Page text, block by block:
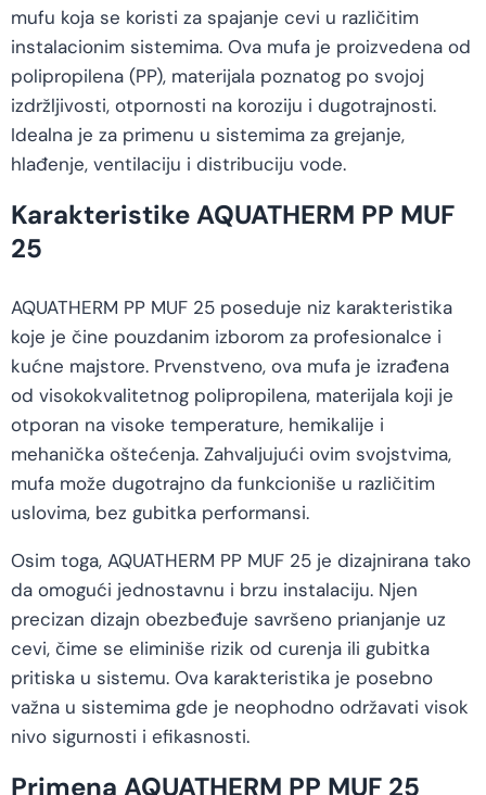
mufu koja se koristi za spajanje cevi u različitim
instalacionim sistemima. Ova mufa je proizvedena od
polipropilena (PP), materijala poznatog po svojoj
izdržljivosti, otpornosti na koroziju i dugotrajnosti.
Idealna je za primenu u sistemima za grejanje,
hlađenje, ventilaciju i distribuciju vode.
Karakteristike AQUATHERM PP MUF
25
AQUATHERM PP MUF 25 poseduje niz karakteristika
koje je čine pouzdanim izborom za profesionalce i
kućne majstore. Prvenstveno, ova mufa je izrađena
od visokokvalitetnog polipropilena, materijala koji je
otporan na visoke temperature, hemikalije i
mehanička oštećenja. Zahvaljujući ovim svojstvima,
mufa može dugotrajno da funkcioniše u različitim
uslovima, bez gubitka performansi.
Osim toga, AQUATHERM PP MUF 25 je dizajnirana tako
da omogući jednostavnu i brzu instalaciju. Njen
precizan dizajn obezbeđuje savršeno prianjanje uz
cevi, čime se eliminiše rizik od curenja ili gubitka
pritiska u sistemu. Ova karakteristika je posebno
važna u sistemima gde je neophodno održavati visok
nivo sigurnosti i efikasnosti.
Primena AQUATHERM PP MUF 25